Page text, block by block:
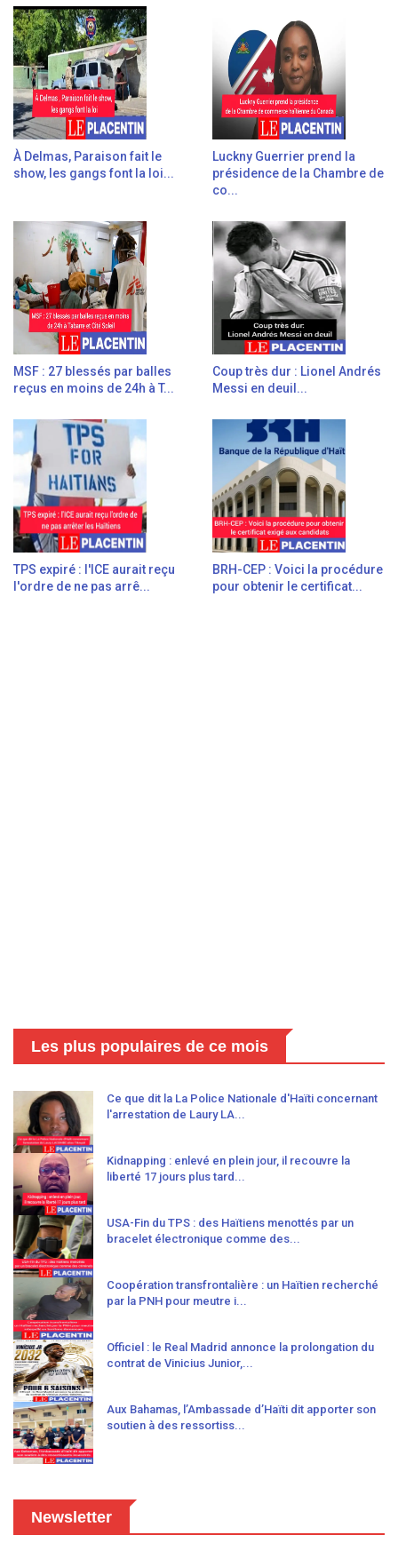
À Delmas, Paraison fait le
show, les gangs font la loi...
Luckny Guerrier prend la
présidence de la Chambre de
co...
MSF : 27 blessés par balles
reçus en moins de 24h à T...
Coup très dur : Lionel Andrés
Messi en deuil...
TPS expiré : l'ICE aurait reçu
l'ordre de ne pas arrê...
BRH-CEP : Voici la procédure
pour obtenir le certificat...
Les plus populaires de ce mois
Ce que dit la La Police Nationale d'Haïti concernant
l'arrestation de Laury LA...
Kidnapping : enlevé en plein jour, il recouvre la
liberté 17 jours plus tard...
USA-Fin du TPS : des Haïtiens menottés par un
bracelet électronique comme des...
Coopération transfrontalière : un Haïtien recherché
par la PNH pour meutre i...
Officiel : le Real Madrid annonce la prolongation du
contrat de Vinicius Junior,...
Aux Bahamas, l’Ambassade d’Haïti dit apporter son
soutien à des ressortiss...
Newsletter